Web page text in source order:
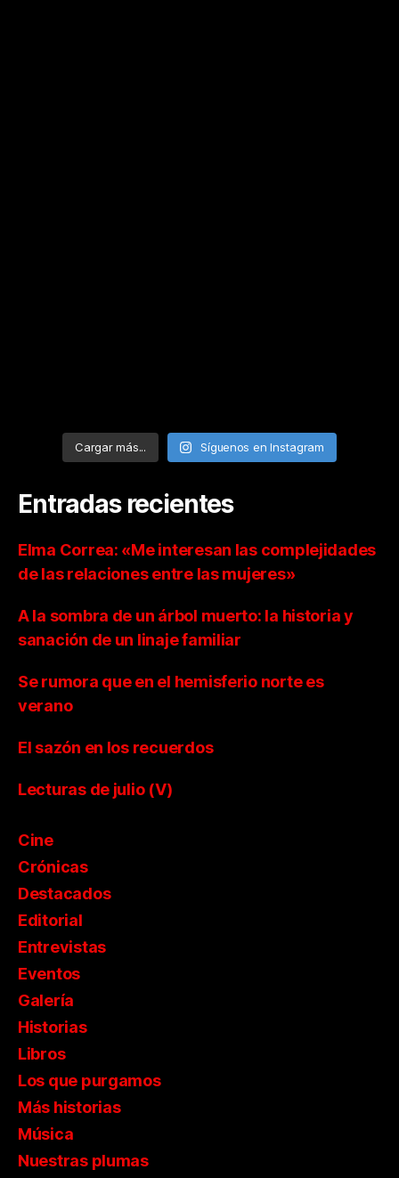
Cargar más... Síguenos en Instagram
Entradas recientes
Elma Correa: «Me interesan las complejidades
de las relaciones entre las mujeres»
A la sombra de un árbol muerto: la historia y
sanación de un linaje familiar
Se rumora que en el hemisferio norte es
verano
El sazón en los recuerdos
Lecturas de julio (V)
Cine
Crónicas
Destacados
Editorial
Entrevistas
Eventos
Galería
Historias
Libros
Los que purgamos
Más historias
Música
Nuestras plumas